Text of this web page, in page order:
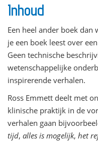
Inhoud
Een heel ander boek
je een boek leest over
Geen technische
wetenschappelijke
inspirerende verhalen.
Ross Emmett deelt met
klinische praktijk in de
verhalen gaan
tijd, alles is mogelijk, het